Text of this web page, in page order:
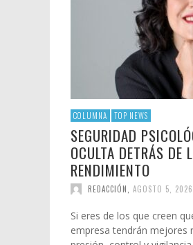
COLUMNA TOP NEWS
SEGURIDAD
OCULTA DETRÁS DE
RENDIMIENTO
REDACCIÓN AGOSTO 5, 2026
Si eres de los que creen
empresa tendrán mejores